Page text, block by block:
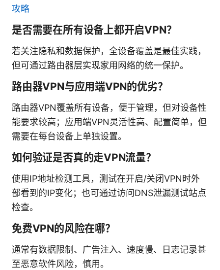
攻略
是否需要在所有设备上都开启VPN？
若关注隐私和数据保护，全设备覆盖是最佳实践，
但可通过路由器层实现家用网络的统一保护。
路由器VPN与应用端VPN的优劣？
路由器VPN覆盖所有设备，便于管理，但对设备性
能要求较高；应用端VPN灵活性高、配置简单，但
需要在每台设备上单独设置。
如何验证是否真的走VPN流量？
使用IP地址检测工具，测试在开启/关闭VPN时外
部看到的IP变化；也可通过访问DNS泄漏测试站点
检查。
免费VPN的风险在哪？
通常有数据限制、广告注入、速度慢、日志记录甚
至恶意软件风险，慎用。